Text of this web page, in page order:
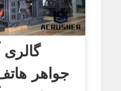
گالری
جواهر